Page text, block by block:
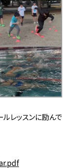
レッスンに励んで